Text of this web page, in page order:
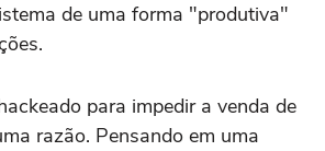
de uma forma "produtiva"
para impedir a venda de
razão. Pensando em uma